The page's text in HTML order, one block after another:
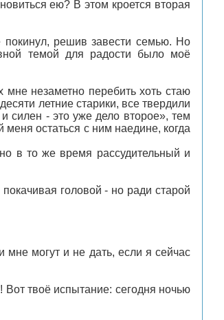
ею? В этом кроется вторая
решив завести семью. Но
темой для радости было моё
незаметно перебить хоть стаю
летние старики, все твердили
силен - это уже дело второе», тем
остаться с ним наедине, когда
в то же время рассудительный и
головой - но ради старой
мне могут и не дать, если я сейчас
твоё испытание: сегодня ночью